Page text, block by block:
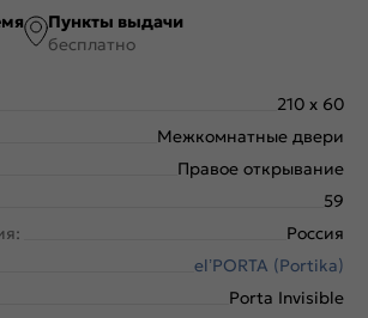
Пункты выдачи
бесплатно
210 x 60
Межкомнатные двери
Правое открывание
59
Россия
el’PORTA (Portika)
Porta Invisible